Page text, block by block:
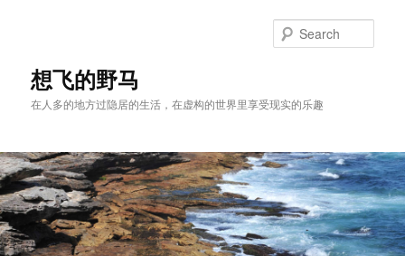
content
content想飞的野马
在人多的地方过隐居的生活，在虚构的世界里享受现实的乐趣